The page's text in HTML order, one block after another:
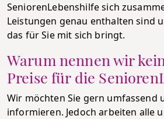
SeniorenLebenshilfe sich
Leistungen genau enthalten sind
das für Sie mit sich bringt.
Warum nennen wir
Preise für die
Wir möchten Sie gern umfassend
informieren. Jedoch arbeiten alle